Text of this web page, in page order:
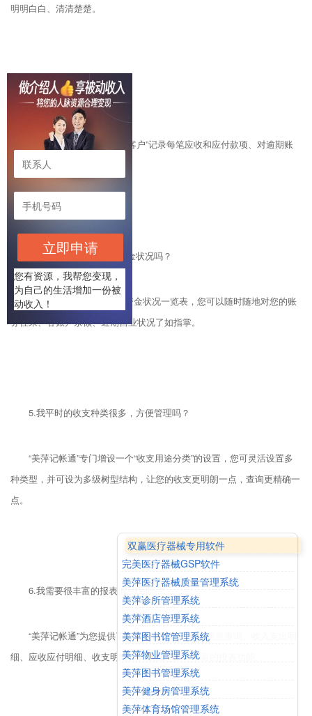
明明白白、清清楚楚。
3.应收款项、应付款项
“美萍记帐通”可根据“往来客户”记录每笔应收和应付款项、对逾期账
目做到及时提醒。
4.我能随时了解到我的资金状况吗？
“美萍记帐通”为您提供了资金状况一览表，您可以随时随地对您的账
务往来、各账户余额、近期营业状况了如指掌。
5.我平时的收支种类很多，方便管理吗？
“美萍记帐通”专门增设一个“收支用途分类”的设置，您可灵活设置多
种类型，并可设为多级树型结构，让您的收支更明朗一点，查询更精确一
点。
6.我需要很丰富的报表,能做到吗？
“美萍记帐通”为您提供了逾期帐目查询、销帐信息查询、收入支出明
细、应收应付明细、收支明细账、收支总帐等丰富的报表功能。
立即申请
您有资源，我帮您变现，
为自己的生活增加一份被
动收入！
双赢医疗器械专用软件
完美医疗器械GSP软件
美萍医疗器械质量管理系统
美萍诊所管理系统
美萍酒店管理系统
美萍图书馆管理系统
美萍物业管理系统
美萍图书管理系统
美萍健身房管理系统
美萍体育场馆管理系统